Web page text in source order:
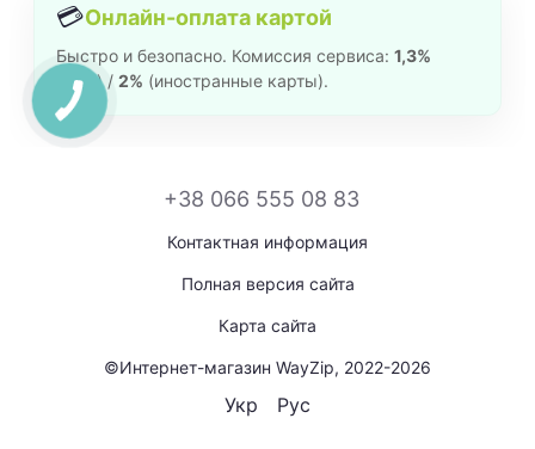
💳Онлайн-оплата картой
Быстро и безопасно. Комиссия сервиса: 1,3%
(укр.) / 2% (иностранные карты).
+38 066 555 08 83
Контактная информация
Полная версия сайта
Карта сайта
©Интернет-магазин WayZip, 2022-2026
Укр Рус